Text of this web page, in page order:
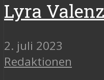
Lyra
2. juli 2023
Redaktionen